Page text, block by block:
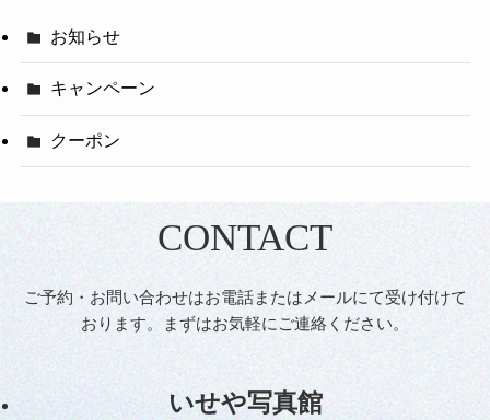
お知らせ
キャンペーン
クーポン
CONTACT
ご予約・お問い合わせはお電話またはメールにて受け付けて
おります。まずはお気軽にご連絡ください。
いせや写真館